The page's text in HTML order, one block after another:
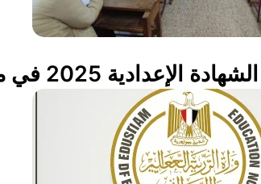
2025 في مصر اليوم وتوزيع الدرجات